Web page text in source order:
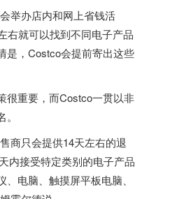
举办店内和网上省钱活
右就可以找到不同电子产品
是，Costco会提前寄出这些
很重要，而Costco一贯以非
商只会提供14天左右的退
内接受特定类别的电子产品
电脑、触摸屏平板电脑、